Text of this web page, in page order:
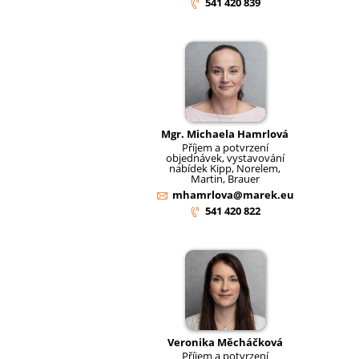
Mgr. Michaela Hamrlová
Příjem a potvrzení
objednávek, vystavování
nabídek Kipp, Norelem,
Martin, Brauer
mhamrlova@marek.eu
541 420 822
Veronika Měcháčková
Příjem a potvrzení